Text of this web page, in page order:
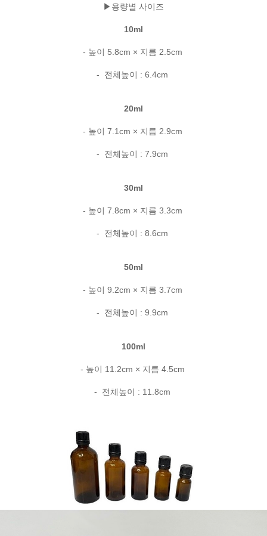
▶용량별 사이즈
10ml
- 높이 5.8cm × 지름 2.5cm
- 전체높이 : 6.4cm
20ml
- 높이 7.1cm × 지름 2.9cm
- 전체높이 : 7.9cm
30ml
- 높이 7.8cm × 지름 3.3cm
- 전체높이 : 8.6cm
50ml
- 높이 9.2cm × 지름 3.7cm
- 전체높이 : 9.9cm
100ml
- 높이 11.2cm × 지름 4.5cm
- 전체높이 : 11.8cm